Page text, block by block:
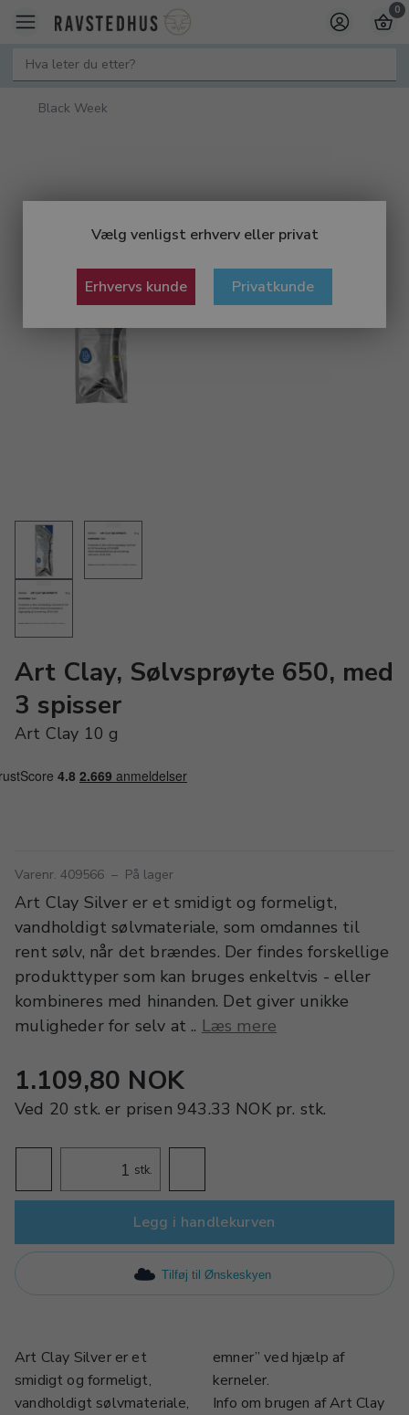
Vælg venligst erhverv eller privat
Erhvervs kunde Privatkunde
0
Black Week
Art Clay, Sølvsprøyte 650, med
3 spisser
Art Clay 10 g
Varenr. 409566 – På lager
Art Clay Silver er et smidigt og formeligt,
vandholdigt sølvmateriale, som omdannes til
rent sølv, når det brændes. Der findes forskellige
produkttyper som kan bruges enkeltvis - eller
kombineres med hinanden. Det giver unikke
muligheder for selv at .. Læs mere
1.109,80 NOK
Ved 20 stk. er prisen 943.33 NOKpr. stk.
stk.
Legg i handlekurven
Tilføj til Ønskeskyen
Art Clay Silver er et
smidigt og formeligt,
vandholdigt sølvmateriale,
emner” ved hjælp af
kerneler.
Info om brugen af Art Clay